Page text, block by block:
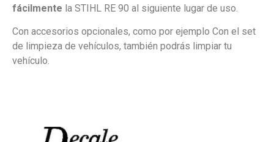
fácilmente la STIHL RE 90 al siguiente lugar de uso.
Con accesorios opcionales, como por ejemplo Con el set
de limpieza de vehículos, también podrás limpiar tu
vehículo.